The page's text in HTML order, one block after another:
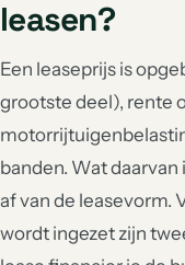
leasen?
Een leaseprijs is
grootste deel), rente
banden. Wat
af van de leasevorm.
wordt ingezet zijn